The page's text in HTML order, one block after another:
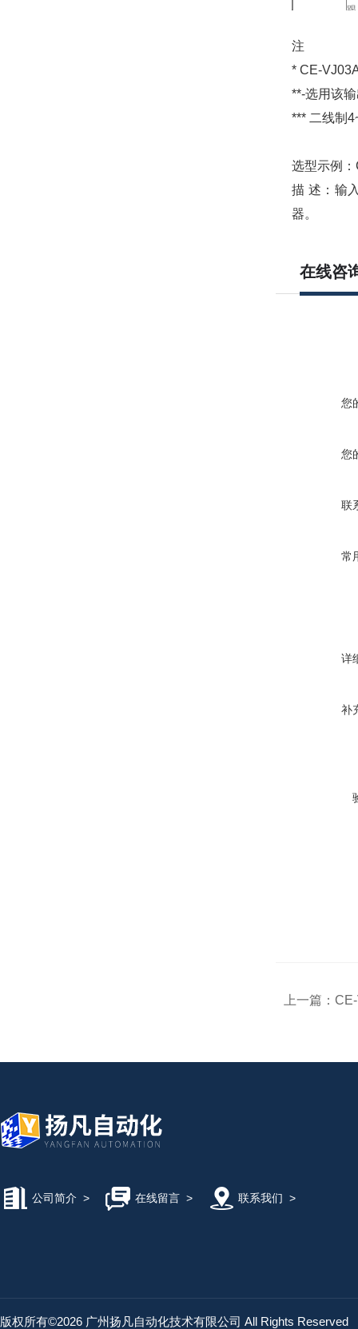
注
* CE-
**-选用该
*** 二线制
选型示例
描 述：输
器。
在线咨
您
您
联
常
详
补
上一篇：
公司简介 > 在线留言> 联系我们 >
版权所有©2026 广州扬凡自动化技术有限公司 All Rights Reserved